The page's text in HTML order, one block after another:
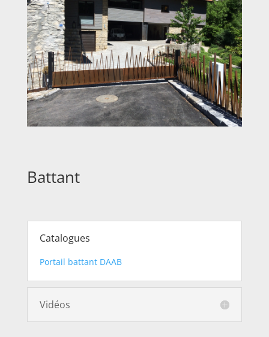
Battant
Catalogues
Portail battant DAAB
Vidéos